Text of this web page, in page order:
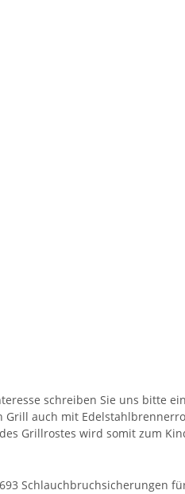
schreiben Sie uns bitte
auch mit
Grillrostes wird somit zum
Schlauchbruchsicherungen